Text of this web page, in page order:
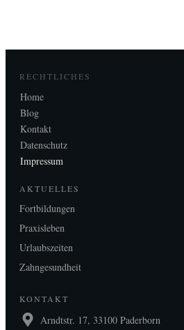
RECHTLICHES
Home
Blog
Kontakt
Datenschutz
Impressum
AKTUELLES
Fortbildungen
Praxisleben
Urlaubszeiten
Zahngesundheit
KONTAKT
Arndtstr. 17, 33100 Paderborn